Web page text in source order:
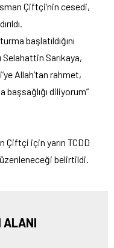
Çiftçi’nin cesedi,
başlatıldığını
Sarıkaya,
Allah’tan rahmet,
başsağlığı diliyorum”
Çiftçi için yarın TCDD
belirtildi.
ALANI